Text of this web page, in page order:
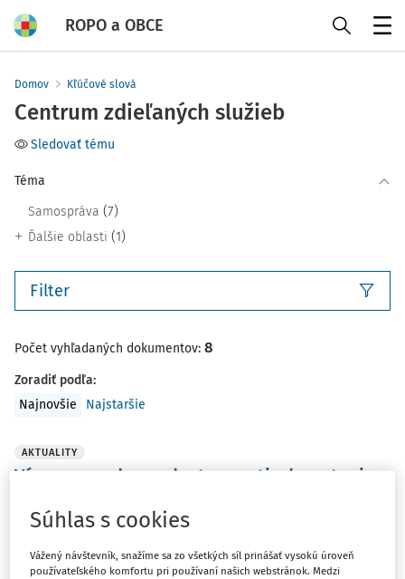
ROPO a OBCE
Domov Kľúčové slová
Centrum zdieľaných služieb
Sledovať tému
Téma
Samospráva (7)
Ďalšie oblasti (1)
Filter
Počet vyhľadaných dokumentov: 8
Zoradiť podľa:
Najnovšie
Najstaršie
AKTUALITY
Výzva na podporu dostupnosti zdravotnej
Výzvu na predkladanie žiadostí o poskytnutie dotácie s
kódom VD 1/2026 zverejnilo Ministerstvo zdravotníctva
Slovenskej republiky.
Súhlas s cookies
Vážený návštevník, snažíme sa zo všetkých síl prinášať vysokú úroveň
používateľského komfortu pri používaní našich webstránok. Medzi